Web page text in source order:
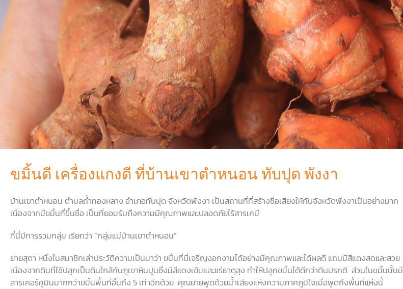
ขมิ้นดี เครื่องแกงดี ที่บ้านเขาตำหนอน ทับปุด พังงา
บ้านเขาตำหนอน ตำบลถ้ำทองหลาง อำเภอทับปุด จังหวัดพังงา เป็นสถานที่ที่สร้างชื่อเสียงให้กับจังหวัดพังงาเป็นอย่างมาก
เนื่องจากมีขมิ้นที่ขึ้นชื่อ เป็นที่ยอมรับถึงความมีคุณภาพและปลอดภัยไร้สารเคมี
ที่นี่มีการรวมกลุ่ม เรียกว่า “กลุ่มแม่บ้านเขาตำหนอน”
ยายสุดา หนึ่งในสมาชิกเล่าประวัติความเป็นมาว่า ขมิ้นที่นี่เจริญงอกงามได้อย่างมีคุณภาพและได้ผลดี แถมมีสีแดงสดและสวย
เนื่องจากดินที่ใช้ปลูกเป็นดินใกล้กับภูเขาหินปูนซึ่งมีสีแดงเข้มและแร่ธาตุสุง ทำให้ปลูกขมิ้นได้ดีกว่าดินปรกติ ส่วนในขมิ้นนั้นมี
สารเคอร์คูมินมากกว่าขมิ้นพื้นที่อื่นถึง 5 เท่าอีกด้วย คุณยายพูดด้วยน้ำเสียงแห่งความภาคภูมิใจเมื่อพูดถึงพื้นที่แห่งนี้